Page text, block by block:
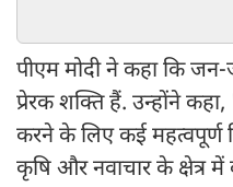
पीएम मोदी ने कहा कि जन-
प्रेरक शक्ति हैं. उन्होंने
करने के लिए कई महत्वपूर्ण
कृषि और नवाचार के क्षेत्र में